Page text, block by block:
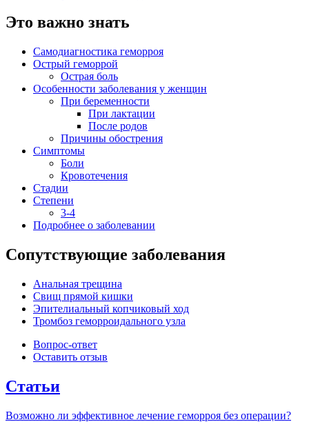
Это важно знать
Самодиагностика геморроя
Острый геморрой
Острая боль
Особенности заболевания у женщин
При беременности
При лактации
После родов
Причины обострения
Симптомы
Боли
Кровотечения
Стадии
Степени
3-4
Подробнее о заболевании
Сопутствующие заболевания
Анальная трещина
Свищ прямой кишки
Эпителиальный копчиковый ход
Тромбоз геморроидального узла
Вопрос-ответ
Оставить отзыв
Статьи
Возможно ли эффективное лечение геморроя без операции?